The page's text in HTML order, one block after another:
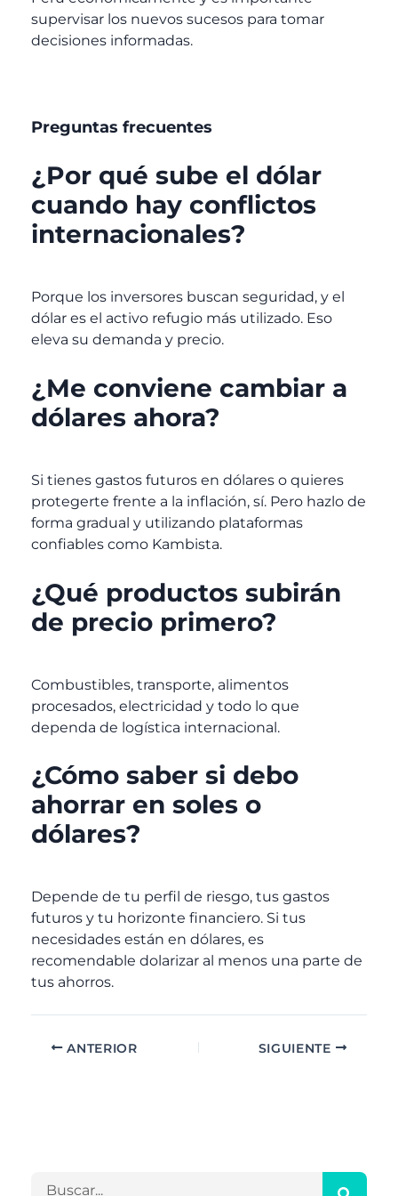
supervisar los nuevos sucesos para tomar
decisiones informadas.
Preguntas frecuentes
¿Por qué sube el dólar
cuando hay conflictos
internacionales?
Porque los inversores buscan seguridad, y el
dólar es el activo refugio más utilizado. Eso
eleva su demanda y precio.
¿Me conviene cambiar a
dólares ahora?
Si tienes gastos futuros en dólares o quieres
protegerte frente a la inflación, sí. Pero hazlo de
forma gradual y utilizando plataformas
confiables como Kambista.
¿Qué productos subirán
de precio primero?
Combustibles, transporte, alimentos
procesados, electricidad y todo lo que
dependa de logística internacional.
¿Cómo saber si debo
ahorrar en soles o
dólares?
Depende de tu perfil de riesgo, tus gastos
futuros y tu horizonte financiero. Si tus
necesidades están en dólares, es
recomendable dolarizar al menos una parte de
tus ahorros.
ANTERIOR SIGUIENTE